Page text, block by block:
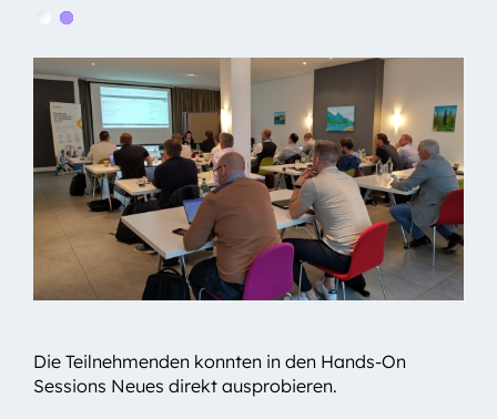
In Live-Demos konnten unsere Consultans den
Teilnehmenden viel spannendes Wissen vermitteln.
Die Teilnehmenden konnten in den Hands-On
Sessions Neues direkt ausprobieren.